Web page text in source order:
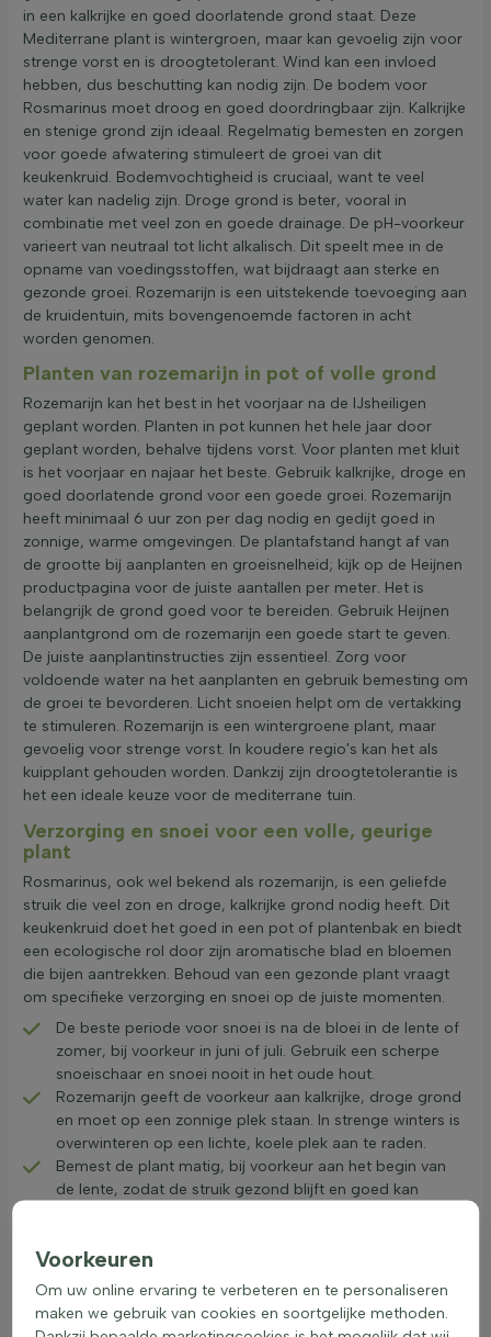
in een kalkrijke en goed doorlatende grond staat. Deze
Mediterrane plant is wintergroen, maar kan gevoelig zijn voor
strenge vorst en is droogtetolerant. Wind kan een invloed
hebben, dus beschutting kan nodig zijn. De bodem voor
Rosmarinus moet droog en goed doordringbaar zijn. Kalkrijke
en stenige grond zijn ideaal. Regelmatig bemesten en zorgen
voor goede afwatering stimuleert de groei van dit
keukenkruid. Bodemvochtigheid is cruciaal, want te veel
water kan nadelig zijn. Droge grond is beter, vooral in
combinatie met veel zon en goede drainage. De pH-voorkeur
varieert van neutraal tot licht alkalisch. Dit speelt mee in de
opname van voedingsstoffen, wat bijdraagt aan sterke en
gezonde groei. Rozemarijn is een uitstekende toevoeging aan
de kruidentuin, mits bovengenoemde factoren in acht
worden genomen.
Planten van rozemarijn in pot of volle grond
Rozemarijn kan het best in het voorjaar na de IJsheiligen
geplant worden. Planten in pot kunnen het hele jaar door
geplant worden, behalve tijdens vorst. Voor planten met kluit
is het voorjaar en najaar het beste. Gebruik kalkrijke, droge en
goed doorlatende grond voor een goede groei. Rozemarijn
heeft minimaal 6 uur zon per dag nodig en gedijt goed in
zonnige, warme omgevingen. De plantafstand hangt af van
de grootte bij aanplanten en groeisnelheid; kijk op de Heijnen
productpagina voor de juiste aantallen per meter. Het is
belangrijk de grond goed voor te bereiden. Gebruik Heijnen
aanplantgrond om de rozemarijn een goede start te geven.
De juiste aanplantinstructies zijn essentieel. Zorg voor
voldoende water na het aanplanten en gebruik bemesting om
de groei te bevorderen. Licht snoeien helpt om de vertakking
te stimuleren. Rozemarijn is een wintergroene plant, maar
gevoelig voor strenge vorst. In koudere regio's kan het als
kuipplant gehouden worden. Dankzij zijn droogtetolerantie is
het een ideale keuze voor de mediterrane tuin.
Verzorging en snoei voor een volle, geurige
plant
Rosmarinus, ook wel bekend als rozemarijn, is een geliefde
struik die veel zon en droge, kalkrijke grond nodig heeft. Dit
keukenkruid doet het goed in een pot of plantenbak en biedt
een ecologische rol door zijn aromatische blad en bloemen
die bijen aantrekken. Behoud van een gezonde plant vraagt
om specifieke verzorging en snoei op de juiste momenten.
De beste periode voor snoei is na de bloei in de lente of
zomer, bij voorkeur in juni of juli. Gebruik een scherpe
snoeischaar en snoei nooit in het oude hout.
Rozemarijn geeft de voorkeur aan kalkrijke, droge grond
en moet op een zonnige plek staan. In strenge winters is
overwinteren op een lichte, koele plek aan te raden.
Bemest de plant matig, bij voorkeur aan het begin van
de lente, zodat de struik gezond blijft en goed kan
Controleer de droogte van de grond voordat water
wordt gegeven en zorg dat overtollig water goed weg
kan.
Scheuren/delen niet van toepassing voor dit geslacht.
Voorkeuren
Om uw online ervaring te verbeteren en te personaliseren
maken we gebruik van cookies en soortgelijke methoden.